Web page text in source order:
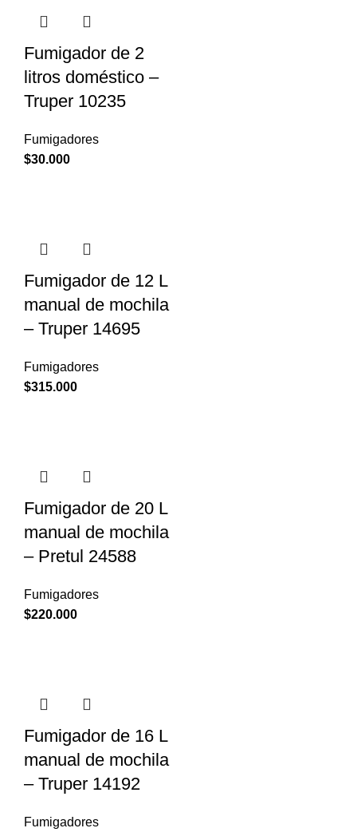
Fumigador de 2
litros doméstico –
Truper 10235
Fumigadores
$30.000
Fumigador de 12 L
manual de mochila
– Truper 14695
Fumigadores
$315.000
Fumigador de 20 L
manual de mochila
– Pretul 24588
Fumigadores
$220.000
Fumigador de 16 L
manual de mochila
– Truper 14192
Fumigadores